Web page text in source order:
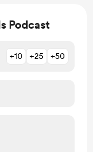
Podcast
+10 +25 +50